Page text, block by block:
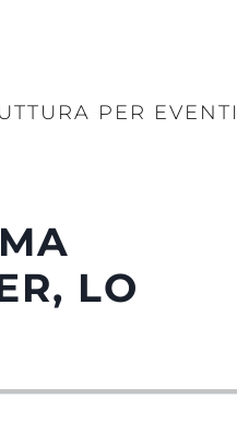
PER EVENTI
LO